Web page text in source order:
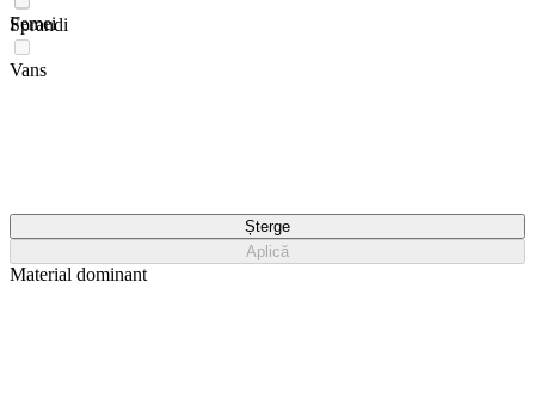
Sprandi
Vans
Femei
Șterge
Aplică
Material dominant